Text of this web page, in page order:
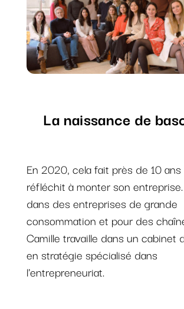
La naissance de
En 2020, cela fait près de 10
réfléchit à monter son
dans des entreprises de grande
consommation et pour des
Camille travaille dans un cabinet
en stratégie spécialisé dans
l'entrepreneuriat.